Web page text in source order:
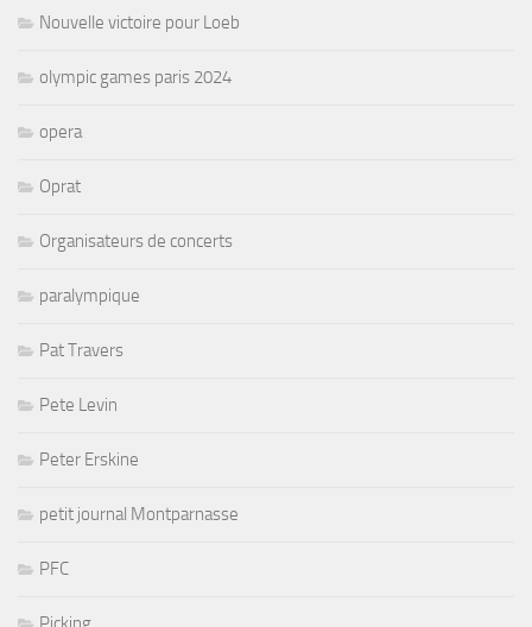
Nouvelle victoire pour Loeb
olympic games paris 2024
opera
Oprat
Organisateurs de concerts
paralympique
Pat Travers
Pete Levin
Peter Erskine
petit journal Montparnasse
PFC